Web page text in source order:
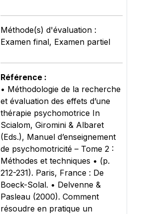
Méthode(s) d'évaluation :
Examen final, Examen partiel
Référence :
• Méthodologie de la recherche
et évaluation des effets d’une
thérapie psychomotrice In
Scialom, Giromini & Albaret
(Eds.), Manuel d’enseignement
de psychomotricité – Tome 2 :
Méthodes et techniques • (p.
212-231). Paris, France : De
Boeck-Solal. • Delvenne &
Pasleau (2000). Comment
résoudre en pratique un